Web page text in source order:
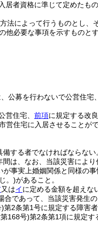
居者資格に準じて定めたも
法によって行うものとし
必要な事項を示すものとす
公募を行わないで公営住宅
営住宅、 前項に規定する改
営住宅に入居させることがで
する者でなければならない
は、なお、当該災害により
が事実上婚姻関係と同様の
。)があること。
又はイに定める金額を超えな
合であって、当該災害発生
)第2条第1号に規定する障害
168号)第2条第1項に規定す